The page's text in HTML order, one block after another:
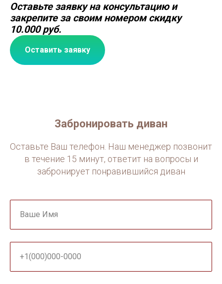
Оставьте заявку на консультацию и
закрепите за своим номером скидку
10.000 руб.
Оставить заявку
Забронировать диван
Оставьте Ваш телефон. Наш менеджер позвонит
в течение 15 минут, ответит на вопросы и
забронирует понравившийся диван
Ваше Имя
+1(000)000-0000